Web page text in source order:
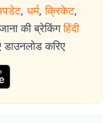
, धर्म, क्रिकेट,
की ब्रेकिंग हिंदी
करिए